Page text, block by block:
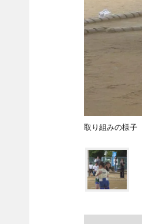
取り組みの様子